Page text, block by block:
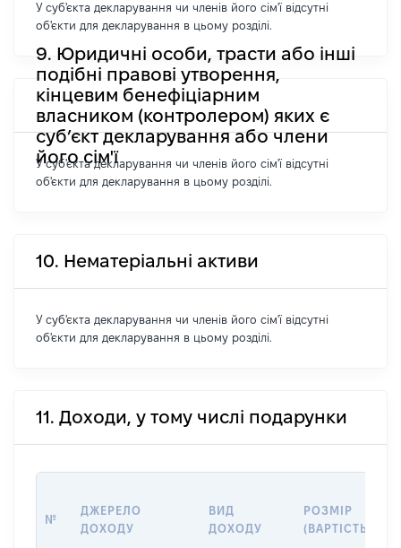
У суб'єкта декларування чи членів його сім'ї відсутні
об'єкти для декларування в цьому розділі.
9. Юридичні особи, трасти або інші
подібні правові утворення,
кінцевим бенефіціарним
власником (контролером) яких є
суб’єкт декларування або члени
його сім'ї
У суб'єкта декларування чи членів його сім'ї відсутні
об'єкти для декларування в цьому розділі.
10. Нематеріальні активи
У суб'єкта декларування чи членів його сім'ї відсутні
об'єкти для декларування в цьому розділі.
11. Доходи, у тому числі подарунки
№
ДЖЕРЕЛО
ДОХОДУ
ВИД
ДОХОДУ
РОЗМІР
(ВАРТІСТЬ)